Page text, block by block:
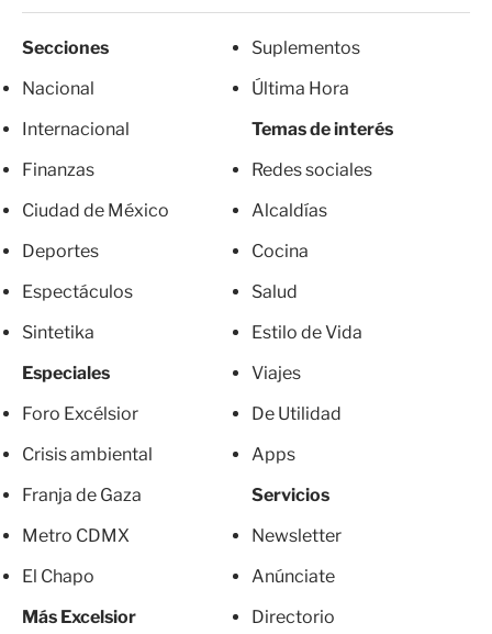
Secciones
Nacional
Internacional
Finanzas
Ciudad de México
Deportes
Espectáculos
Sintetika
Especiales
Foro Excélsior
Crisis ambiental
Franja de Gaza
Metro CDMX
El Chapo
Más Excelsior
Suplementos
Última Hora
Temas de interés
Redes sociales
Alcaldías
Cocina
Salud
Estilo de Vida
Viajes
De Utilidad
Apps
Servicios
Newsletter
Anúnciate
Directorio